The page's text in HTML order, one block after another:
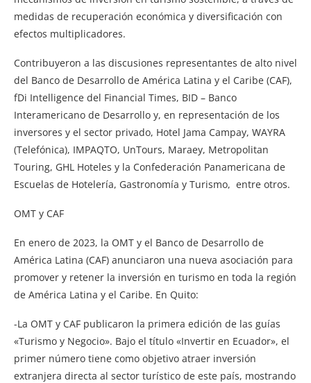
medidas de recuperación económica y diversificación con
efectos multiplicadores.
Contribuyeron a las discusiones representantes de alto nivel
del Banco de Desarrollo de América Latina y el Caribe (CAF),
fDi Intelligence del Financial Times, BID – Banco
Interamericano de Desarrollo y, en representación de los
inversores y el sector privado, Hotel Jama Campay, WAYRA
(Telefónica), IMPAQTO, UnTours, Maraey, Metropolitan
Touring, GHL Hoteles y la Confederación Panamericana de
Escuelas de Hotelería, Gastronomía y Turismo, entre otros.
OMT y CAF
En enero de 2023, la OMT y el Banco de Desarrollo de
América Latina (CAF) anunciaron una nueva asociación para
promover y retener la inversión en turismo en toda la región
de América Latina y el Caribe. En Quito:
-La OMT y CAF publicaron la primera edición de las guías
«Turismo y Negocio». Bajo el título «Invertir en Ecuador», el
primer número tiene como objetivo atraer inversión
extranjera directa al sector turístico de este país, mostrando